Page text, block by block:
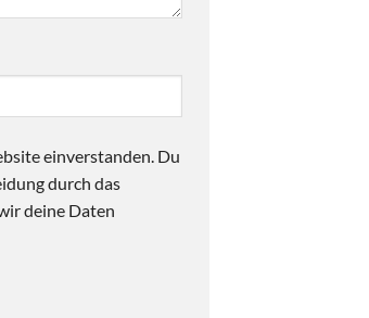
einverstanden. Du
durch das
deine Daten